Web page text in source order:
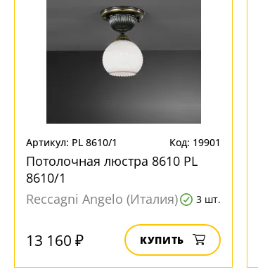
Артикул: PL 8610/1 Код: 19901
Потолочная люстра 8610 PL
8610/1
Reccagni Angelo (Италия)
3 шт.
13 160 ₽ КУПИТЬ